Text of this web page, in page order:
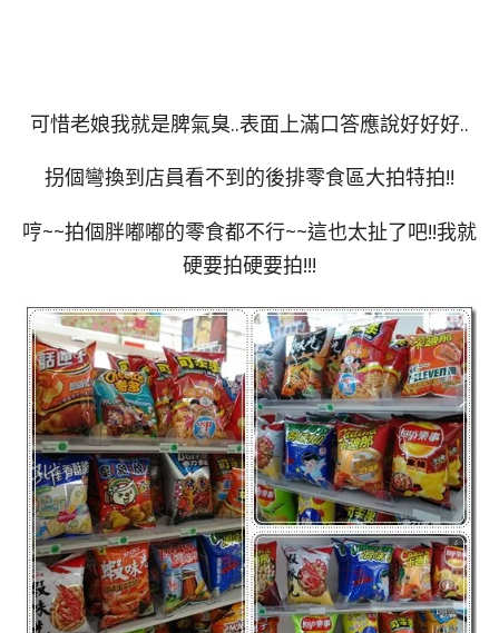
可惜老娘我就是脾氣臭..表面上滿口答應說好好好..
拐個彎換到店員看不到的後排零食區大拍特拍!!
哼~~拍個胖嘟嘟的零食都不行~~這也太扯了吧!!我就
硬要拍硬要拍!!!